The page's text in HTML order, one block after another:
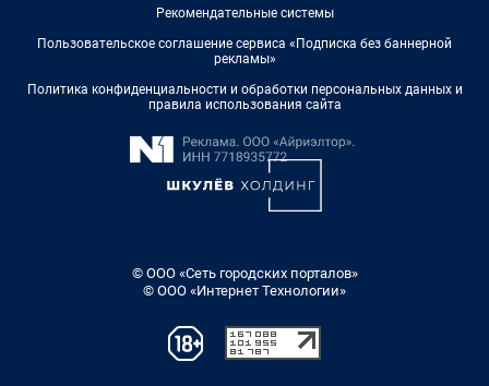
Рекомендательные системы
Пользовательское соглашение сервиса «Подписка без баннерной
рекламы»
Политика конфиденциальности и обработки персональных данных и
правила использования сайта
© ООО «Сеть городских порталов»
© ООО «Интернет Технологии»